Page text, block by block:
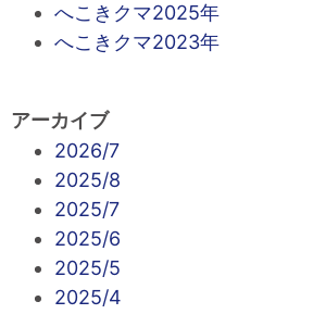
へこきクマ2025年
へこきクマ2023年
アーカイブ
2026/7
2025/8
2025/7
2025/6
2025/5
2025/4